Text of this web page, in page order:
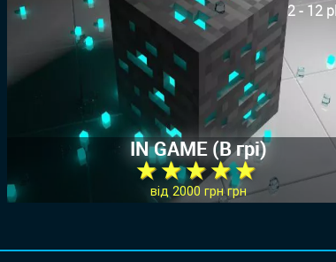
2 - 12
IN GAME (В грi)
★ ★ ★ ★ ★
від 2000 грн грн